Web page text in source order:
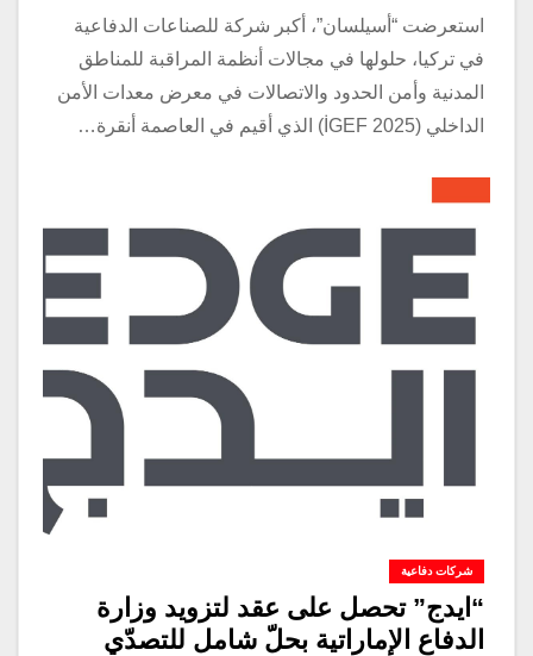
استعرضت “أسيلسان”، أكبر شركة للصناعات الدفاعية
في تركيا، حلولها في مجالات أنظمة المراقبة للمناطق
المدنية وأمن الحدود والاتصالات في معرض معدات الأمن
الداخلي (İGEF 2025) الذي أقيم في العاصمة أنقرة…
شركات دفاعية
“ايدج” تحصل على عقد لتزويد وزارة
الدفاع الإماراتية بحلّ شامل للتصدّي